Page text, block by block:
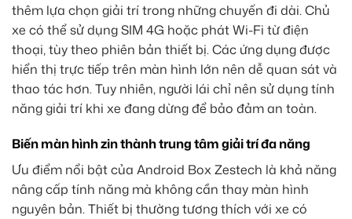
thêm lựa chọn giải trí trong những chuyến đi dài. Chủ
xe có thể sử dụng SIM 4G hoặc phát Wi-Fi từ điện
thoại, tùy theo phiên bản thiết bị. Các ứng dụng được
hiển thị trực tiếp trên màn hình lớn nên dễ quan sát và
thao tác hơn. Tuy nhiên, người lái chỉ nên sử dụng tính
năng giải trí khi xe đang dừng để bảo đảm an toàn.
Biến màn hình zin thành trung tâm giải trí đa năng
Ưu điểm nổi bật của Android Box Zestech là khả năng
nâng cấp tính năng mà không cần thay màn hình
nguyên bản. Thiết bị thường tương thích với xe có